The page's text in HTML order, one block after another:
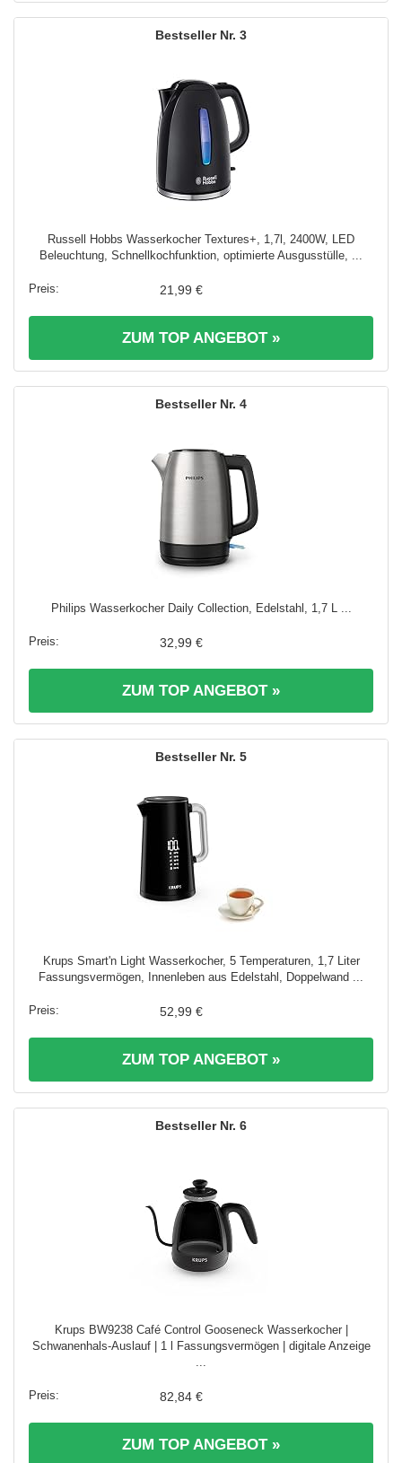
3
Russell Hobbs Wasserkocher Textures+, 1,7l, 2400W, LED
Beleuchtung, Schnellkochfunktion, optimierte Ausgusstülle, ...
21,99 €
ZUM TOP ANGEBOT »
4
Philips Wasserkocher Daily Collection, Edelstahl, 1,7 L ...
32,99 €
ZUM TOP ANGEBOT »
5
Krups Smart'n Light Wasserkocher, 5 Temperaturen, 1,7 Liter
Fassungsvermögen, Innenleben aus Edelstahl, Doppelwand ...
52,99 €
ZUM TOP ANGEBOT »
6
Krups BW9238 Café Control Gooseneck Wasserkocher |
Schwanenhals-Auslauf | 1 l Fassungsvermögen | digitale Anzeige
82,84 €
ZUM TOP ANGEBOT »